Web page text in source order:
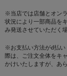
※当店では店舗とオン
状況により一部商品を
み発送させていただく
※お支払い方法がd払い
際は、ご注文全体をキ
かけいたしますが、あ